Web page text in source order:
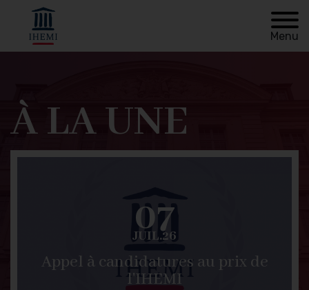
Retour à
l'accueil
Menu
sur
le
site
À LA UNE
07
JUIL.26
Appel à candidatures au prix de
l'IHEMI